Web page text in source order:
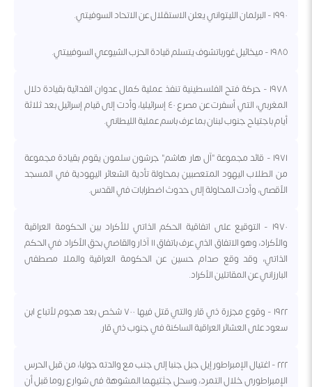
١٩٩٠ - البرلمان الليتواني يعلن الاستقلال عن الاتحاد السوفيتي.
١٩٨٥ - ميخائيل غورباتشوف يتسلم قيادة الحزب الشيوعي السوفييتي.
١٩٧٨ - حركة فتح الفلسطينية تنفذ عملية كمال عدوان الفدائية بقيادة دلال
المغربي، التي أسفرت عن مصرع ٤٠ إسرائيليا، وأدت إلى قيام إسرائيل بعد ثلاثة
أيام باجتياح جنوب لبنان بما عرف باسم عملية الليطاني.
١٩٧١ - قائد مجموعة "آل هار هاشم" جرشون سلمون يقوم بقيادة مجموعة
من الطلاب اليهود المتعصبين بمحاولة تأدية الشعائر اليهودية في المسجد
الأقصى، وأدت المحاولة إلى حدوث اضطرابات في القدس.
١٩٧٠ - التوقيع على اتفاقية الحكم الذاتي للأكراد بين الحكومة العراقية
والأكراد، وهو الاتفاق الذي عرف باتفاق ١١ آذار والقاضي بحق الأكراد في الحكم
الذاتي، وقد وقع صدام حسين عن الحكومة العراقية والملا مصطفى
البارزاني عن المقاتلين الأكراد.
١٩٢٢ - وقوع مجزرة ذي قار والتي قتل فيها ٧٠٠ شخص بعد هجوم لأتباع ابن
سعود على العشائر العراقية الساكنة في جنوب ذي قار.
٢٢٢ - اغتيال الإمبراطور إيل جبل جنبا إلى جنب مع والدته جوليا، من قبل الحرس
الإمبراطوري خلال التمرد، وسحل جثتيهما المشوهة في شوارع روما قبل أن